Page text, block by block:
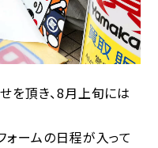
を頂き、8月上旬には
ームの日程が入って